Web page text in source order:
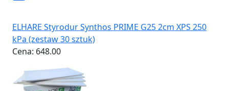
ELHARE Styrodur Synthos PRIME G25 2cm XPS 250
kPa (zestaw 30 sztuk)
Cena: 648.00